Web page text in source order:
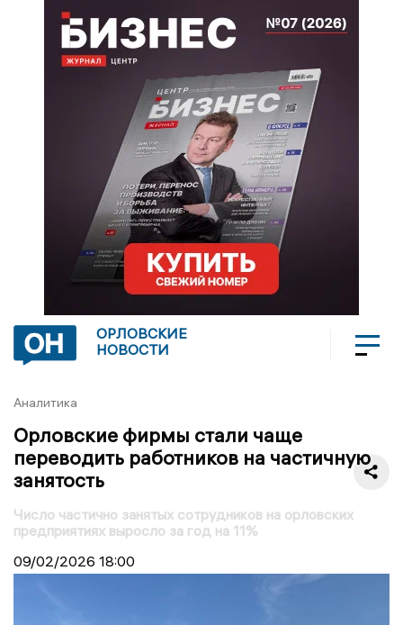
ОРЛОВСКИЕ
НОВОСТИ
Аналитика
Орловские фирмы стали чаще
переводить работников на частичную
занятость
Число частично занятых сотрудников на орловских
предприятиях выросло за год на 11%
09/02/2026 18:00